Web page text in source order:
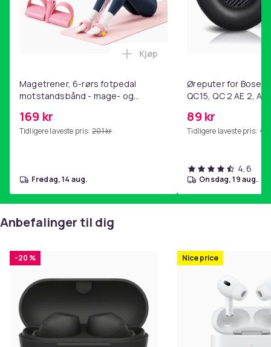
Magetrener, 6-rørs fotpedal
motstandsbånd - mage- og
hjemmegymnastikk Pink
169 kr
Tidligere laveste pris: 201 kr
Legg Magetrener, 6-rørs
Kjøp
fredag, 14 aug.
Øreputer for Bose
QC15, QC 2 AE 2, AE
89 kr
Tidligere laveste pris: 99
4,6
onsdag, 19 aug.
Anbefalinger til dig
-20 % Nice price